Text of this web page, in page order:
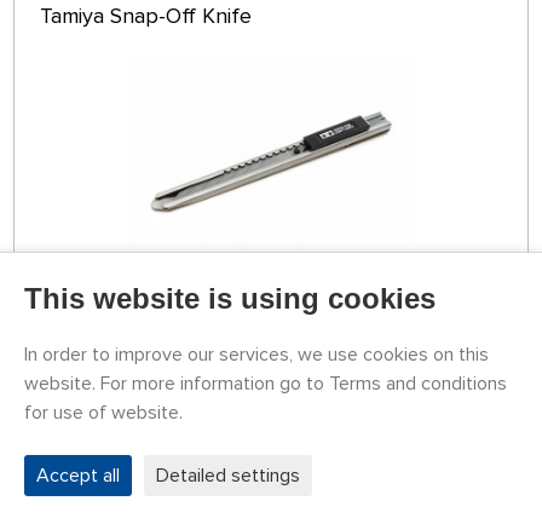
Tamiya Snap-Off Knife
79774053
8,16 € BUY
Tuesday 11.08. it can be at your place
Náhlavní lupa se zvětšovacími skly (1,2×, 1,8×,
This website is using cookies
In order to improve our services, we use cookies on this
website. For more information go to Terms and conditions
for use of website.
Accept all Detailed settings